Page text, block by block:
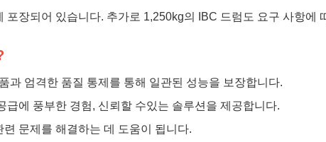
포장되어 있습니다. 추가로 1,250kg의 IBC 드럼도 요구 사항에
과 엄격한 품질 통제를 통해 일관된 성능을 보장합니다.
급에 풍부한 경험, 신뢰할 수있는 솔루션을 제공합니다.
문제를 해결하는 데 도움이 됩니다.